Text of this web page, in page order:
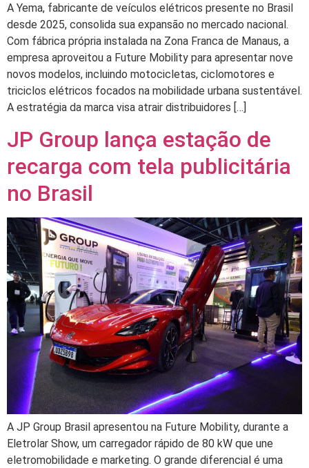
A Yema, fabricante de veículos elétricos presente no Brasil
desde 2025, consolida sua expansão no mercado nacional.
Com fábrica própria instalada na Zona Franca de Manaus, a
empresa aproveitou a Future Mobility para apresentar nove
novos modelos, incluindo motocicletas, ciclomotores e
triciclos elétricos focados na mobilidade urbana sustentável.
A estratégia da marca visa atrair distribuidores […]
JP Group lança estação de
recarga com tela publicitária
no Brasil
A JP Group Brasil apresentou na Future Mobility, durante a
Eletrolar Show, um carregador rápido de 80 kW que une
eletromobilidade e marketing. O grande diferencial é uma